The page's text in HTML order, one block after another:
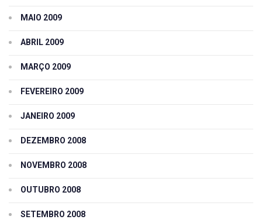
MAIO 2009
ABRIL 2009
MARÇO 2009
FEVEREIRO 2009
JANEIRO 2009
DEZEMBRO 2008
NOVEMBRO 2008
OUTUBRO 2008
SETEMBRO 2008